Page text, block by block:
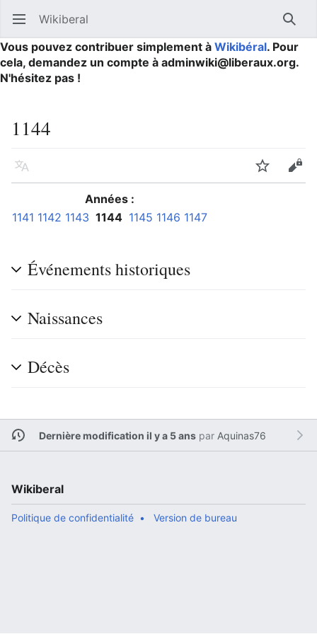
Ouvrir le menu principal Wikiberal
Vous pouvez contribuer simplement à Wikibéral. Pour
cela, demandez un compte à adminwiki@liberaux.org.
N'hésitez pas !
1144
Langue Suivre
Années :
1141 1142 1143 1144 1145 1146 1147
Événements historiques
Naissances
Décès
Dernière modification il y a 5 anspar Aquinas76
Wikiberal
Politique de confidentialité Version de bureau